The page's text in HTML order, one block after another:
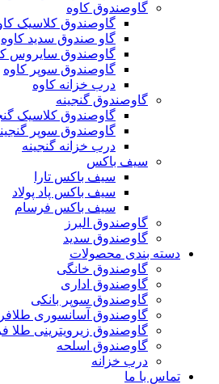
گاوصندوق کاوه
گاوصندوق کلاسیک
گاو صندوق سدید کاوه
گاوصندوق سایروس
گاوصندوق سوپر کاوه
درب خزانه کاوه
گاوصندوق گنجینه
گاوصندوق کلاسیک
گاوصندوق سوپر
درب خزانه گنجینه
سیف باکس
سیف باکس تارا
سیف باکس پاد پولاد
سیف باکس فرسام
گاوصندوق البرز
گاوصندوق سدید
دسته بندی محصولات
گاوصندوق خانگی
گاوصندوق اداری
گاوصندوق سوپر بانکی
گاوصندوق آسانسوری
گاوصندوق زیرویترینی طلا
گاوصندوق اسلحه
درب خزانه
تماس با ما